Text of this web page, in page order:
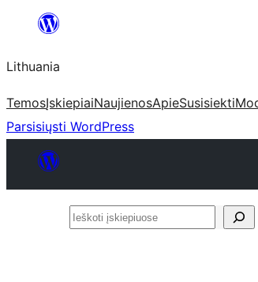
turinio
Lithuania
TemosĮskiepiaiNaujienosApieSusisiekti
Parsisiųsti WordPress
Ieškoti